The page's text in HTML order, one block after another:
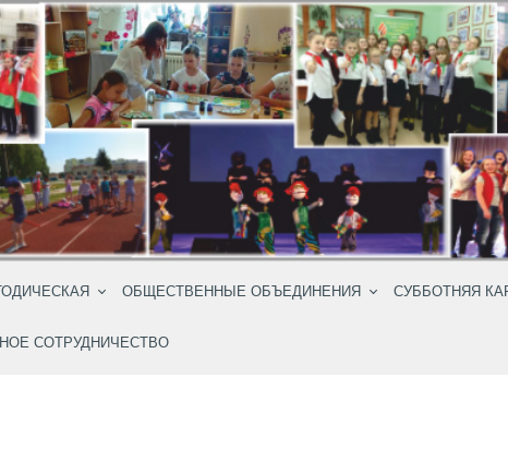
ОБЩЕСТВЕННЫЕ ОБЪЕДИНЕНИЯ СУББОТНЯЯ
СОТРУДНИЧЕСТВО